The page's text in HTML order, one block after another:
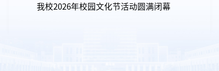
我校2026年校园文化节活动圆满闭幕